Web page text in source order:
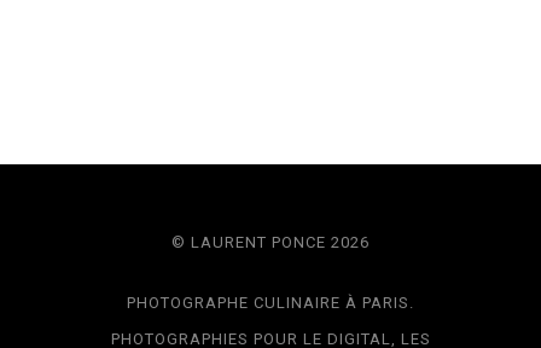
© LAURENT PONCE 2026
PHOTOGRAPHE CULINAIRE À PARIS.
PHOTOGRAPHIES POUR LE DIGITAL, LES